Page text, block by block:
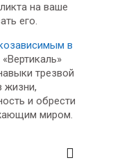
на ваше
его.
в
«Вертикаль»
трезвой
жизни,
и обрести
миром.